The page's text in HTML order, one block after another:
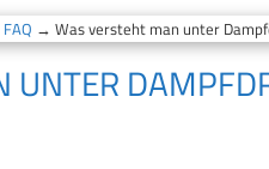
FAQ → Was versteht man unter
UNTER